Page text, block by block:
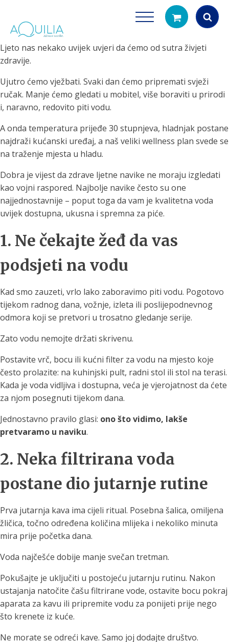
Products
Ljeto nas nekako uvijek uvjeri da ćemo od sutra živjeti
zdravije.
Ujutro ćemo vježbati. Svaki dan ćemo pripremati svježi
ručak. Manje ćemo gledati u mobitel, više boraviti u prirodi
i, naravno, redovito piti vodu.
A onda temperatura prijeđe 30 stupnjeva, hladnjak postane
najdraži kućanski uređaj, a naš veliki wellness plan svede se
na traženje mjesta u hladu.
Dobra je vijest da zdrave ljetne navike ne moraju izgledati
kao vojni raspored. Najbolje navike često su one
najjednostavnije – poput toga da vam je kvalitetna voda
uvijek dostupna, ukusna i spremna za piće.
1. Ne čekajte žeđ da vas
podsjeti na vodu
Kad smo zauzeti, vrlo lako zaboravimo piti vodu. Pogotovo
tijekom radnog dana, vožnje, izleta ili poslijepodnevnog
odmora koji se pretvori u trosatno gledanje serije.
Zato vodu nemojte držati skrivenu.
Postavite vrč, bocu ili kućni filter za vodu na mjesto koje
često prolazite: na kuhinjski pult, radni stol ili stol na terasi.
Kada je voda vidljiva i dostupna, veća je vjerojatnost da ćete
za njom posegnuti tijekom dana.
Jednostavno pravilo glasi: ono što vidimo, lakše
pretvaramo u naviku.
2. Neka filtrirana voda
postane dio jutarnje rutine
Prva jutarnja kava ima cijeli ritual. Posebna šalica, omiljena
žličica, točno određena količina mlijeka i nekoliko minuta
mira prije početka dana.
Voda najčešće dobije manje svečan tretman.
Pokušajte je uključiti u postojeću jutarnju rutinu. Nakon
ustajanja natočite čašu filtrirane vode, ostavite bocu pokraj
aparata za kavu ili pripremite vodu za ponijeti prije nego
što krenete iz kuće.
Ne morate se odreći kave. Samo joj dodajte društvo.
filtriranje vode za tuširanje
Potpuno prijenosno
čistu vodu za